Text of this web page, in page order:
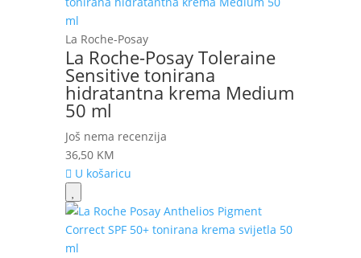
La Roche-Posay
La Roche-Posay Toleraine
Sensitive tonirana
hidratantna krema Medium
50 ml
Još nema recenzija
36,50 KM
U košaricu